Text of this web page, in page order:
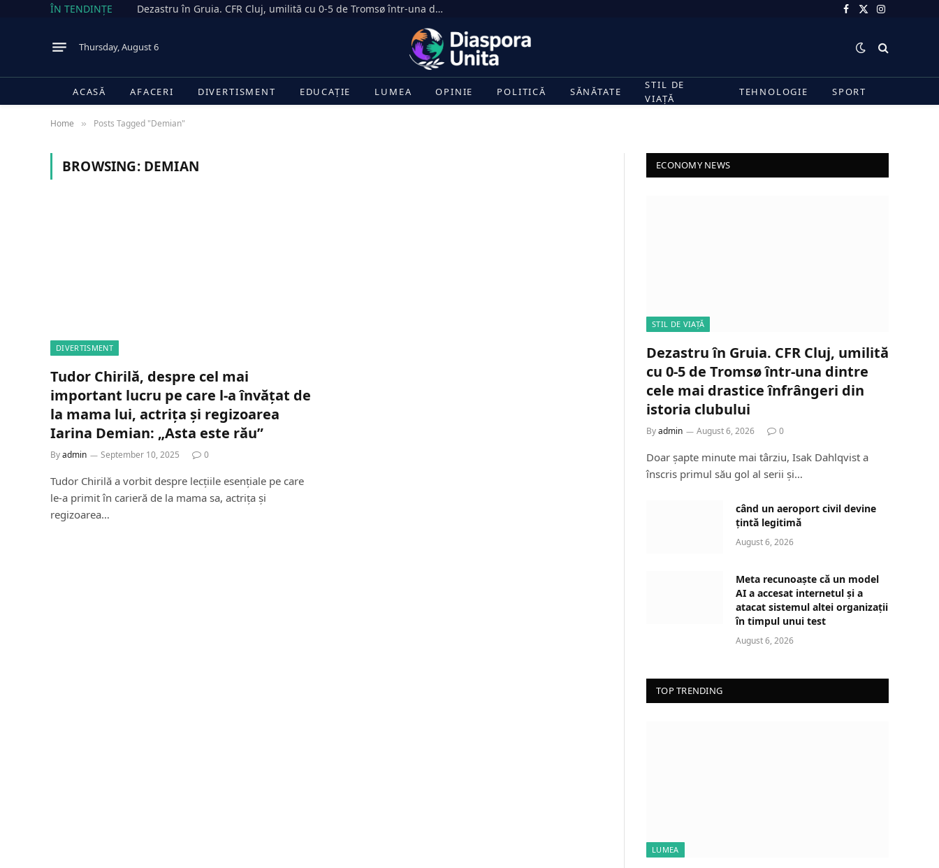
ÎN TENDINȚE Dezastru în Gruia. CFR Cluj, umilită cu 0-5 de Tromsø într-una dintre cele mai drastice înfrângeri din istoria clubului Facebook
X
Instagram
Thursday, August 6
ACASĂ AFACERI DIVERTISMENT EDUCAȚIE LUMEA OPINIE POLITICĂ SĂNĂTATE
STIL DE
VIAȚĂ
TEHNOLOGIE SPORT
Home » Posts Tagged "Demian"
BROWSING: DEMIAN
DIVERTISMENT
Tudor Chirilă, despre cel mai
important lucru pe care l-a învățat de
la mama lui, actrița și regizoarea
Iarina Demian: „Asta este rău”
Byadmin September 10, 2025 0
Tudor Chirilă a vorbit despre lecțiile esențiale pe care
le-a primit în carieră de la mama sa, actrița și
regizoarea…
ECONOMY NEWS
STIL DE VIAȚĂ
Dezastru în Gruia. CFR Cluj, umilită
cu 0-5 de Tromsø într-una dintre
cele mai drastice înfrângeri din
istoria clubului
Byadmin August 6, 2026 0
Doar șapte minute mai târziu, Isak Dahlqvist a
înscris primul său gol al serii și…
când un aeroport civil devine
țintă legitimă
August 6, 2026
Meta recunoaște că un model
AI a accesat internetul și a
atacat sistemul altei organizații
în timpul unui test
August 6, 2026
TOP TRENDING
LUMEA